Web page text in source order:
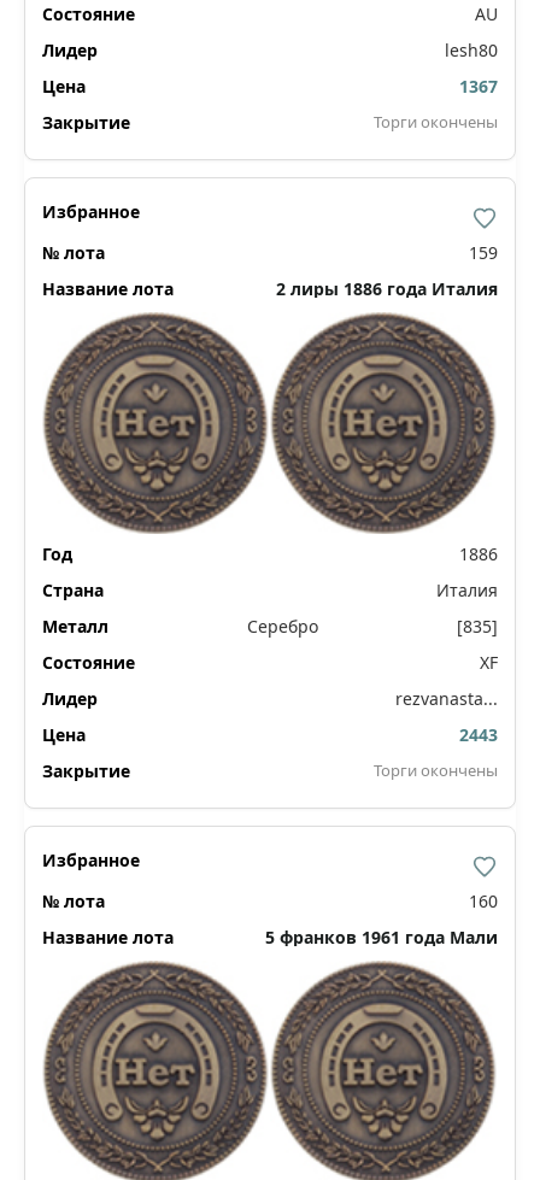
AU
lesh80
1367
Торги окончены
159
2 лиры 1886 года Италия
1886
Италия
Серебро
[835]
XF
rezvanasta...
2443
Торги окончены
160
5 франков 1961 года Мали